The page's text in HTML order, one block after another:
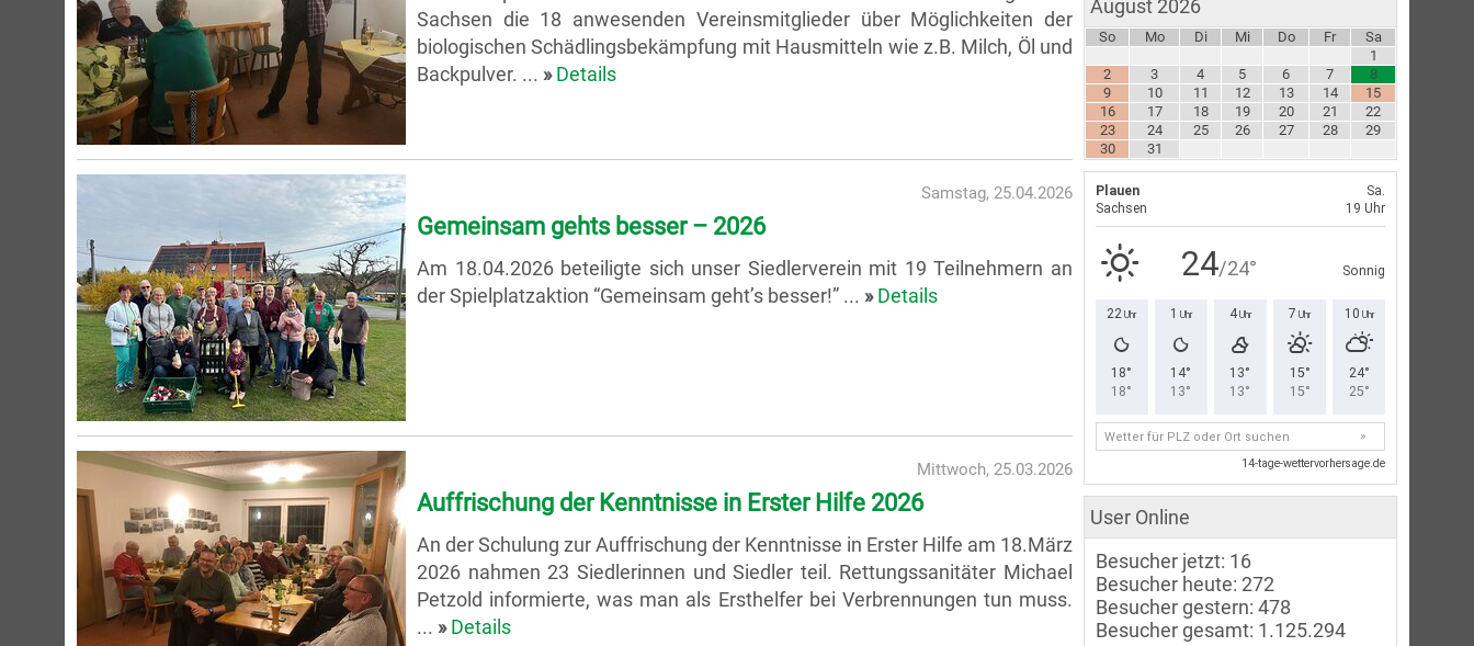
Sachsen die 18 anwesenden Vereinsmitglieder über Möglichkeiten der
biologischen Schädlingsbekämpfung mit Hausmitteln wie z.B. Milch, Öl und
Backpulver. ... » Details
Samstag, 25.04.2026
Gemeinsam gehts besser – 2026
Am 18.04.2026 beteiligte sich unser Siedlerverein mit 19 Teilnehmern an
der Spielplatzaktion “Gemeinsam geht’s besser!” ... » Details
Mittwoch, 25.03.2026
Auffrischung der Kenntnisse in Erster Hilfe 2026
An der Schulung zur Auffrischung der Kenntnisse in Erster Hilfe am 18.März
2026 nahmen 23 Siedlerinnen und Siedler teil. Rettungssanitäter Michael
Petzold informierte, was man als Ersthelfer bei Verbrennungen tun muss.
... » Details
August 2026
So Mo Di Mi Do Fr
Sa
1
2
3 4 5 6 7
8
9
10 11 12 13 14
15
16
17 18 19 20 21
22
23
24 25 26 27 28
29
30
31
User Online
Besucher jetzt: 16
Besucher heute: 272
Besucher gestern: 478
Besucher gesamt: 1.125.294